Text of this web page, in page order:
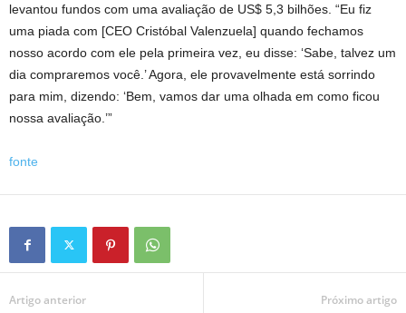
levantou fundos com uma avaliação de US$ 5,3 bilhões. “Eu fiz
uma piada com [CEO Cristóbal Valenzuela] quando fechamos
nosso acordo com ele pela primeira vez, eu disse: ‘Sabe, talvez um
dia compraremos você.’ Agora, ele provavelmente está sorrindo
para mim, dizendo: ‘Bem, vamos dar uma olhada em como ficou
nossa avaliação.’”
fonte
Artigo anterior Próximo artigo